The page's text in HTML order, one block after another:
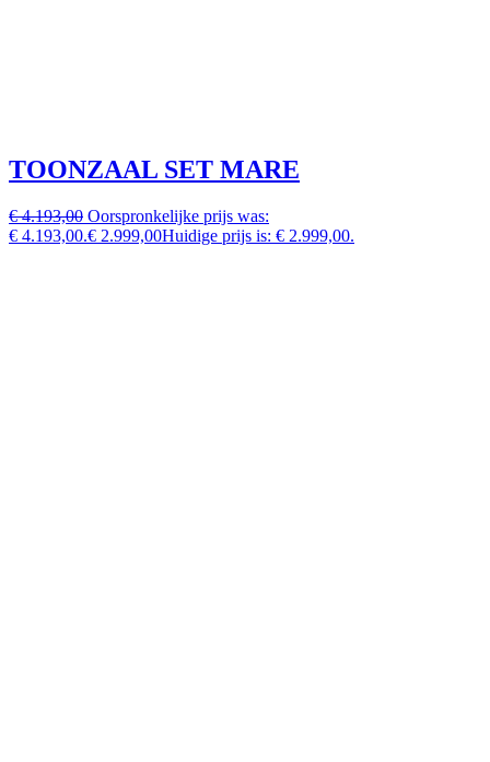
TOONZAAL SET MARE
€ 4.193,00 Oorspronkelijke prijs was:
€ 4.193,00.€ 2.999,00Huidige prijs is: € 2.999,00.